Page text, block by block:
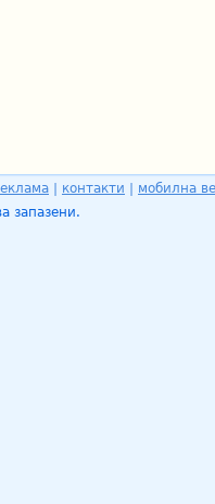
контакти
мобилна
запазени.